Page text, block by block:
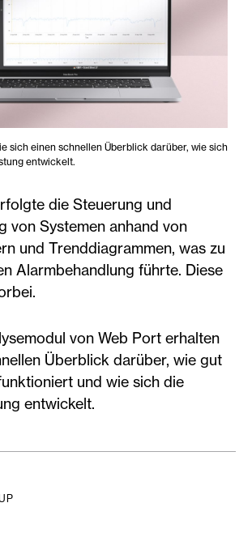
sich einen schnellen Überblick darüber, wie sich
entwickelt.
die Steuerung und
von Systemen anhand von
und Trenddiagrammen, was zu
Alarmbehandlung führte. Diese
von Web Port erhalten
Überblick darüber, wie gut
und wie sich die
entwickelt.